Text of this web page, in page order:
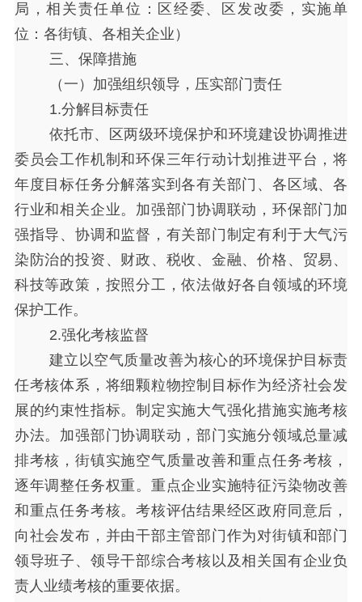
局，相关责任单位：区经委、区发改委，实施单
位：各街镇、各相关企业）
三、保障措施
（一）加强组织领导，压实部门责任
1.分解目标责任
依托市、区两级环境保护和环境建设协调推进
委员会工作机制和环保三年行动计划推进平台，将
年度目标任务分解落实到各有关部门、各区域、各
行业和相关企业。加强部门协调联动，环保部门加
强指导、协调和监督，有关部门制定有利于大气污
染防治的投资、财政、税收、金融、价格、贸易、
科技等政策，按照分工，依法做好各自领域的环境
保护工作。
2.强化考核监督
建立以空气质量改善为核心的环境保护目标责
任考核体系，将细颗粒物控制目标作为经济社会发
展的约束性指标。制定实施大气强化措施实施考核
办法。加强部门协调联动，部门实施分领域总量减
排考核，街镇实施空气质量改善和重点任务考核，
逐年调整任务权重。重点企业实施特征污染物改善
和重点任务考核。考核评估结果经区政府同意后，
向社会发布，并由干部主管部门作为对街镇和部门
领导班子、领导干部综合考核以及相关国有企业负
责人业绩考核的重要依据。